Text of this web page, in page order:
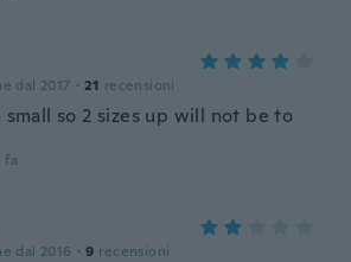
dal 2017 · 21 recensioni
small so 2 sizes up will not be to
fa
dal 2016 · 9 recensioni